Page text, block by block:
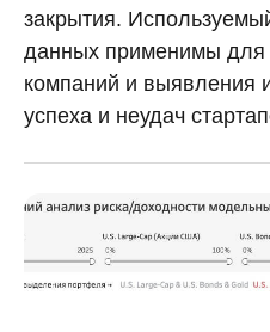
закрытия.
данных применимы для
компаний и выявления
успеха и неудач